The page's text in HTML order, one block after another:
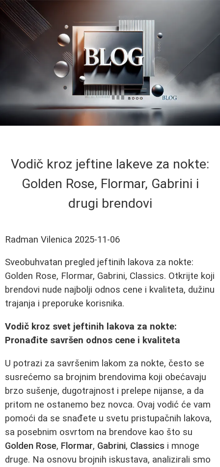
Vodič kroz jeftine lakeve za nokte:
Golden Rose, Flormar, Gabrini i
drugi brendovi
Radman Vilenica 2025-11-06
Sveobuhvatan pregled jeftinih lakova za nokte:
Golden Rose, Flormar, Gabrini, Classics. Otkrijte koji
brendovi nude najbolji odnos cene i kvaliteta, dužinu
trajanja i preporuke korisnika.
Vodič kroz svet jeftinih lakova za nokte:
Pronađite savršen odnos cene i kvaliteta
U potrazi za savršenim lakom za nokte, često se
susrećemo sa brojnim brendovima koji obećavaju
brzo sušenje, dugotrajnost i prelepe nijanse, a da
pritom ne ostanemo bez novca. Ovaj vodić će vam
pomoći da se snađete u svetu pristupačnih lakova,
sa posebnim osvrtom na brendove kao što su
Golden Rose, Flormar, Gabrini, Classics i mnoge
druge. Na osnovu brojnih iskustava, analizirali smo